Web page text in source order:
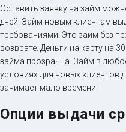
Оставить заявку на займ
дней. Займ новым клиентам
требованиями. Это займ без
возврате. Деньги на карту на
займа прозрачна. Займ в
условиях для новых клиентов
занимает мало времени.
Опции выдачи